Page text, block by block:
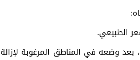
الطبيعي.
وضعه في المناطق المرغوبة لإزالة